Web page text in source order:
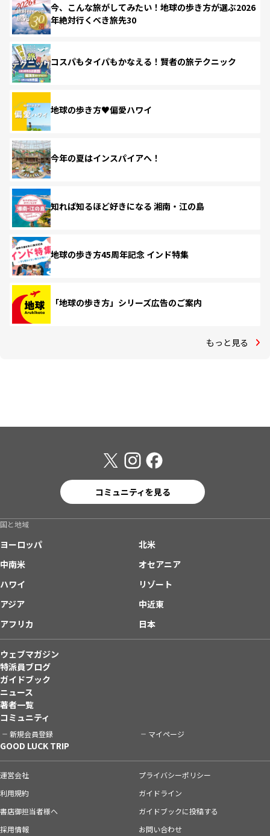
今、こんな旅がしてみたい！地球の歩き方が選ぶ2026
年絶対行くべき旅先30
コスパもタイパもかなえる！賢者の旅テクニック
地球の歩き方♥偏愛ハワイ
今年の夏はインスパイアへ！
知れば知るほど好きになる 湘南・江の島
地球の歩き方45周年記念 インド特集
「地球の歩き方」シリーズ広告のご案内
もっと見る
コミュニティを見る
国と地域
ヨーロッパ
北米
中南米
オセアニア
ハワイ
リゾート
アジア
中近東
アフリカ
日本
ウェブマガジン
特派員ブログ
ガイドブック
ニュース
著者一覧
コミュニティ
新規会員登録 マイページ
GOOD LUCK TRIP
運営会社
プライバシーポリシー
利用規約
ガイドライン
書店御担当者様へ
ガイドブックに投稿する
採用情報
お問い合わせ